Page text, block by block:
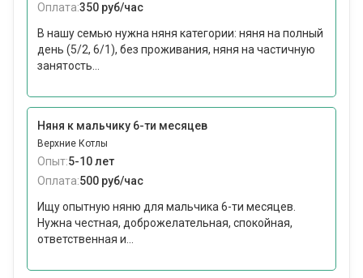
Оплата:350 руб/час
В нашу семью нужна няня категории: няня на полный
день (5/2, 6/1), без проживания, няня на частичную
занятость...
Няня к мальчику 6-ти месяцев
Верхние Котлы
Опыт:5-10 лет
Оплата:500 руб/час
Ищу опытную няню для мальчика 6-ти месяцев.
Нужна честная, доброжелательная, спокойная,
ответственная и...